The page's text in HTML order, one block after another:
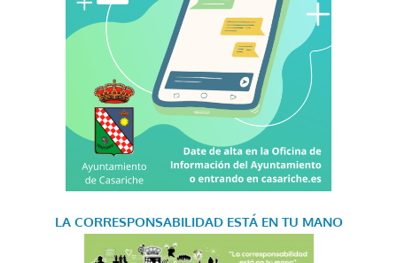
LA CORRESPONSABILIDAD ESTÁ EN TU MANO